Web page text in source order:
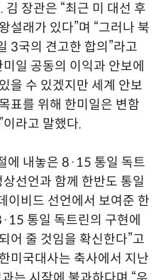
김 장관은 “최근 미 대선 후
설래가 있다”며 “그러나 북
3국의 견고한 합의”라고
일 공동의 이익과 안보에
을 수 있겠지만 세계 안보
표를 위해 한미일은 변함
라고 말했다.
에 내놓은 8·15 통일 독트
선언과 함께 한반도 통일
이비드 선언에서 보여준 한
통일 독트린의 구현에
어 줄 것임을 확신한다”고
미국대사는 축사에서 지난